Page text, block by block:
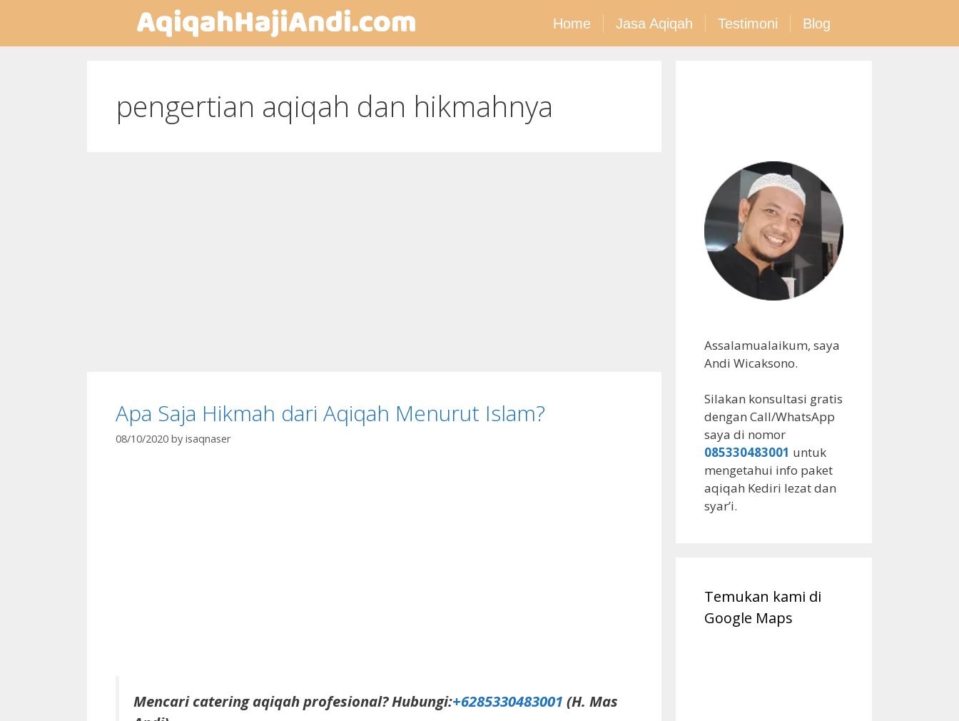
Home Jasa Aqiqah Testimoni Blog
pengertian aqiqah dan hikmahnya
Apa Saja Hikmah dari Aqiqah Menurut Islam?
08/10/2020 by isaqnaser
Mencari catering aqiqah profesional? Hubungi:+6285330483001 (H. Mas
Assalamualaikum, saya
Andi Wicaksono.
Silakan konsultasi gratis
dengan Call/WhatsApp
saya di nomor
085330483001 untuk
mengetahui info paket
aqiqah Kediri lezat dan
syar’i.
Temukan kami di
Google Maps